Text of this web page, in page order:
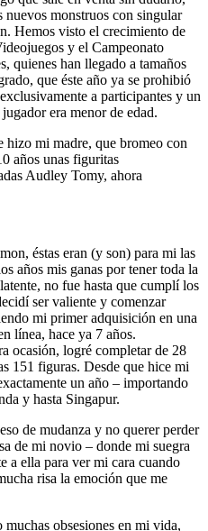
nuevos monstruos con singular
Hemos visto el crecimiento de
y el Campeonato
quienes han llegado a tamaños
que éste año ya se prohibió
a participantes y un
era menor de edad.
hizo mi madre, que bromeo con
años unas figuritas
Audley Tomy, ahora
éstas eran (y son) para mi las
años mis ganas por tener toda la
no fue hasta que cumplí los
ser valiente y comenzar
mi primer adquisición en una
línea, hace ya 7 años.
ocasión, logré completar de 28
151 figuras. Desde que hice mi
un año – importando
y hasta Singapur.
de mudanza y no querer perder
de mi novio – donde mi suegra
a ella para ver mi cara cuando
risa la emoción que me
obsesiones en mi vida,